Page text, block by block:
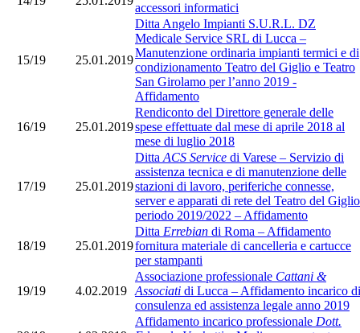
accessori informatici
15/19 25.01.2019
Ditta Angelo Impianti S.U.R.L. DZ
Medicale Service SRL di Lucca –
Manutenzione ordinaria impianti termici e di
condizionamento Teatro del Giglio e Teatro
San Girolamo per l’anno 2019 -
Affidamento
16/19 25.01.2019
Rendiconto del Direttore generale delle
spese effettuate dal mese di aprile 2018 al
mese di luglio 2018
17/19 25.01.2019
Ditta ACS Service di Varese – Servizio di
assistenza tecnica e di manutenzione delle
stazioni di lavoro, periferiche connesse,
server e apparati di rete del Teatro del Giglio
periodo 2019/2022 – Affidamento
18/19 25.01.2019
Ditta Errebian di Roma – Affidamento
fornitura materiale di cancelleria e cartucce
per stampanti
19/19 4.02.2019
Associazione professionale Cattani &
Associati di Lucca – Affidamento incarico di
consulenza ed assistenza legale anno 2019
Affidamento incarico professionale Dott.